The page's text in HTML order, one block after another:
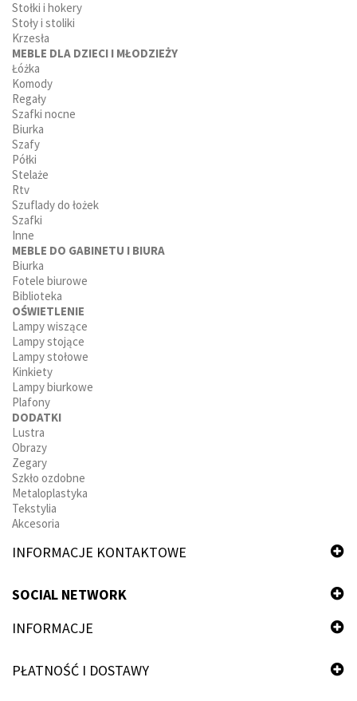
Stołki i hokery
Stoły i stoliki
Krzesła
MEBLE DLA DZIECI I MŁODZIEŻY
Łóżka
Komody
Regały
Szafki nocne
Biurka
Szafy
Półki
Stelaże
Rtv
Szuflady do łożek
Szafki
Inne
MEBLE DO GABINETU I BIURA
Biurka
Fotele biurowe
Biblioteka
OŚWIETLENIE
Lampy wiszące
Lampy stojące
Lampy stołowe
Kinkiety
Lampy biurkowe
Plafony
DODATKI
Lustra
Obrazy
Zegary
Szkło ozdobne
Metaloplastyka
Tekstylia
Akcesoria
INFORMACJE KONTAKTOWE
SOCIAL NETWORK
INFORMACJE
PŁATNOŚĆ I DOSTAWY